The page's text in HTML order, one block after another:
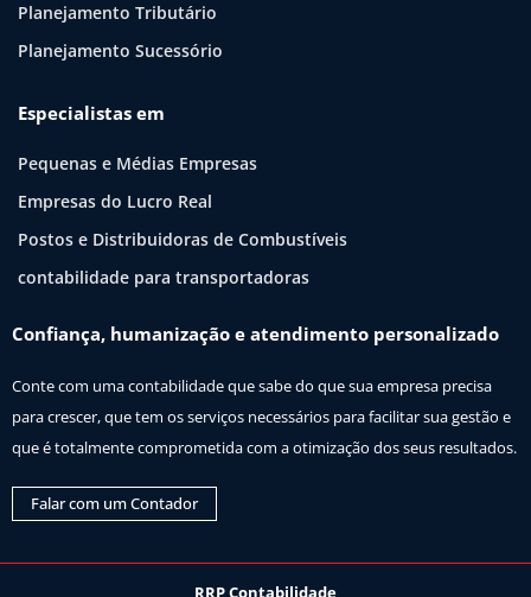
Planejamento Tributário
Planejamento Sucessório
Especialistas em
Pequenas e Médias Empresas
Empresas do Lucro Real
Postos e Distribuidoras de Combustíveis
contabilidade para transportadoras
Confiança, humanização e atendimento personalizado
Conte com uma contabilidade que sabe do que sua empresa precisa
para crescer, que tem os serviços necessários para facilitar sua gestão e
que é totalmente comprometida com a otimização dos seus resultados.
Falar com um Contador